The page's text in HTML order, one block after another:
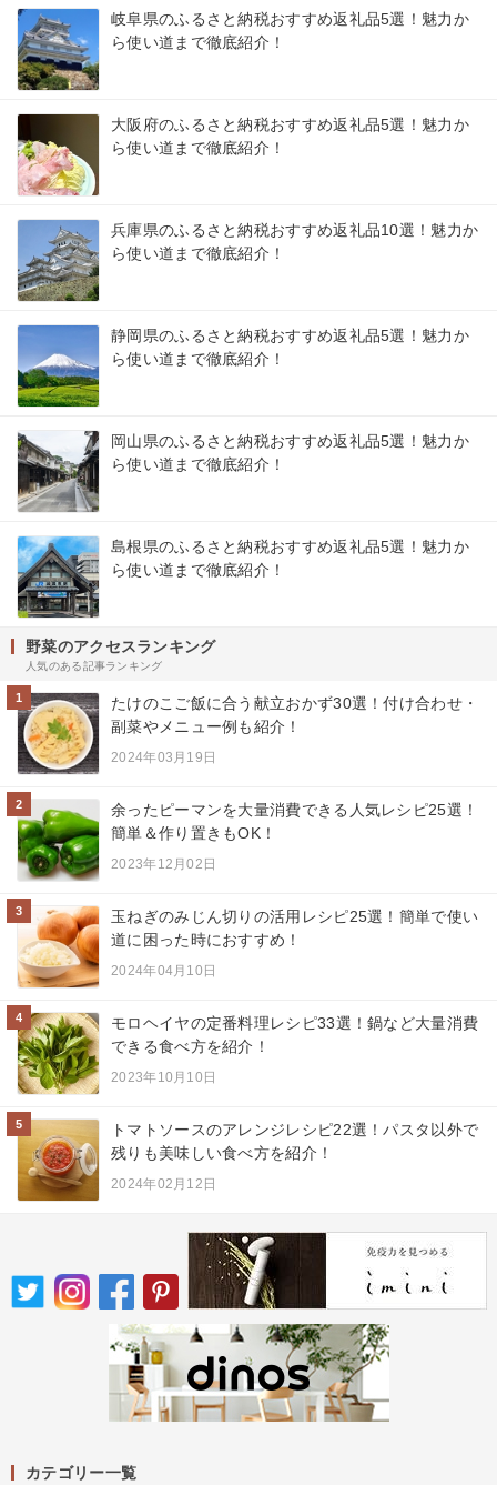
岐阜県のふるさと納税おすすめ返礼品5選！魅力か
ら使い道まで徹底紹介！
大阪府のふるさと納税おすすめ返礼品5選！魅力か
ら使い道まで徹底紹介！
兵庫県のふるさと納税おすすめ返礼品10選！魅力か
ら使い道まで徹底紹介！
静岡県のふるさと納税おすすめ返礼品5選！魅力か
ら使い道まで徹底紹介！
岡山県のふるさと納税おすすめ返礼品5選！魅力か
ら使い道まで徹底紹介！
島根県のふるさと納税おすすめ返礼品5選！魅力か
ら使い道まで徹底紹介！
野菜のアクセスランキング
人気のある記事ランキング
1
たけのこご飯に合う献立おかず30選！付け合わせ・
副菜やメニュー例も紹介！
2024年03月19日
2
余ったピーマンを大量消費できる人気レシピ25選！
簡単＆作り置きもOK！
2023年12月02日
3
玉ねぎのみじん切りの活用レシピ25選！簡単で使い
道に困った時におすすめ！
2024年04月10日
4
モロヘイヤの定番料理レシピ33選！鍋など大量消費
できる食べ方を紹介！
2023年10月10日
5
トマトソースのアレンジレシピ22選！パスタ以外で
残りも美味しい食べ方を紹介！
2024年02月12日
カテゴリー一覧